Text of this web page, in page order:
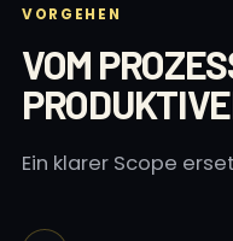
VORGEHEN
VOM
Ein klarer Scope